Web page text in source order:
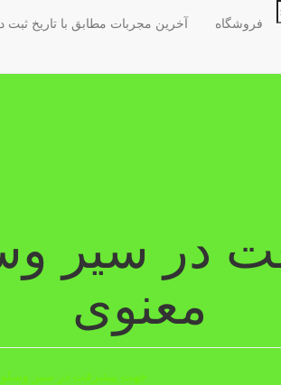
آخرین مجربات مطابق با تاریخ ثبت فروشگاه
در سیر
معنوی
جهت پیشرفت در سیر